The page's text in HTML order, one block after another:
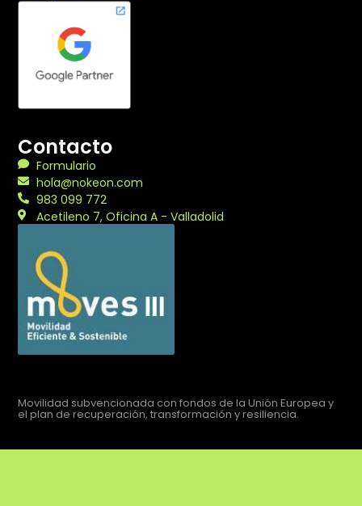
Contacto
Formulario
hola@nokeon.com
983 099 772
Acetileno 7, Oficina A - Valladolid
Movilidad subvencionada con fondos de la Unión Europea y
el plan de recuperación, transformación y resiliencia.